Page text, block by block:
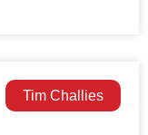
Tim Challies